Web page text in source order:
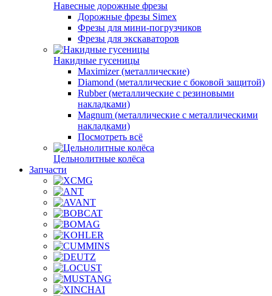
Навесные дорожные фрезы
Дорожные фрезы Simex
Фрезы для мини-погрузчиков
Фрезы для экскаваторов
Накидные гусеницы
Maximizer (металлические)
Diamond (металлические с боковой защитой)
Rubber (металлические с резиновыми
накладками)
Magnum (металлические с металлическими
накладками)
Посмотреть всё
Цельнолитные колёса
Запчасти